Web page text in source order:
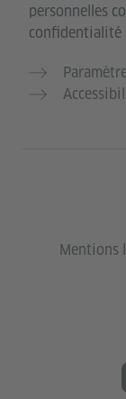
personnelles
confidentialité
Mentions